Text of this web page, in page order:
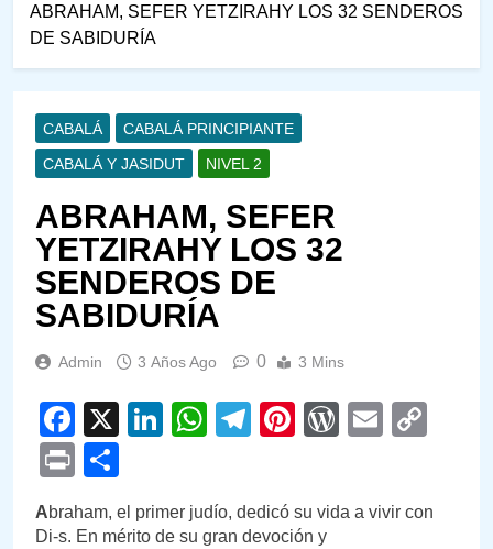
ABRAHAM, SEFER YETZIRAHY LOS 32 SENDEROS
DE SABIDURÍA
CABALÁ
CABALÁ PRINCIPIANTE
CABALÁ Y JASIDUT
NIVEL 2
ABRAHAM, SEFER
YETZIRAHY LOS 32
SENDEROS DE
SABIDURÍA
Admin 3 Años Ago 0 3 Mins
Facebook
X LinkedIn
WhatsApp
Telegram
PinterestEmail
Print
Abraham, el primer judío, dedicó su vida a vivir con
Di-s. En mérito de su gran devoción y